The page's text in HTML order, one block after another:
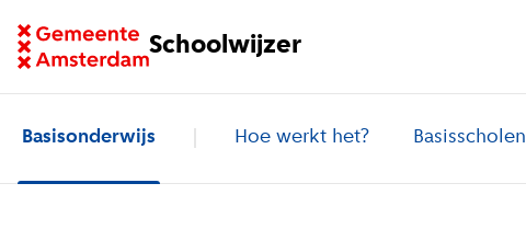
Schoolwijzer
Ga naar homepage van Schoolwijzer
Basisonderwijs Hoe werkt het? Basisscholen